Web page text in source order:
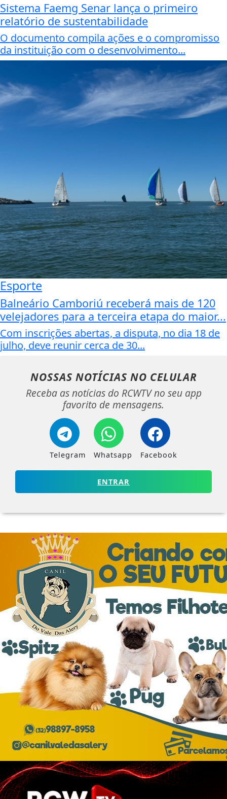
Sistema Faemg Senar lança o primeiro
relatório de sustentabilidade
O documento compila ações e o compromisso
da instituição com o desenvolvimento...
Esporte
Balneário Camboriú receberá mais de 120
velejadores para a terceira etapa do maior...
Com inscrições abertas, a disputa, no dia 18 de
julho, deve reunir cerca de 30...
NOSSAS NOTÍCIAS NO CELULAR
Receba as notícias do RCWTV no seu app
favorito de mensagens.
Telegram Whatsapp Facebook
ENTRAR